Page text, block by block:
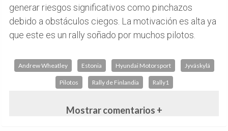
generar riesgos significativos como pinchazos
debido a obstáculos ciegos. La motivación es alta ya
que este es un rally soñado por muchos pilotos.
Andrew Wheatley Estonia Hyundai Motorsport Jyväskylä
Pilotos Rally de Finlandia Rally1
Mostrar comentarios +